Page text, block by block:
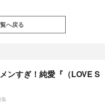
へ戻る
ンすぎ！純愛『（LOVE S
集